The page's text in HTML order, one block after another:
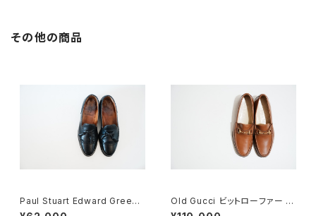
その他の商品
Paul Stuart Edward Green
製 タッセルブローグ 7D
Old Gucci ビットローファー 41
E Brown Deadstock